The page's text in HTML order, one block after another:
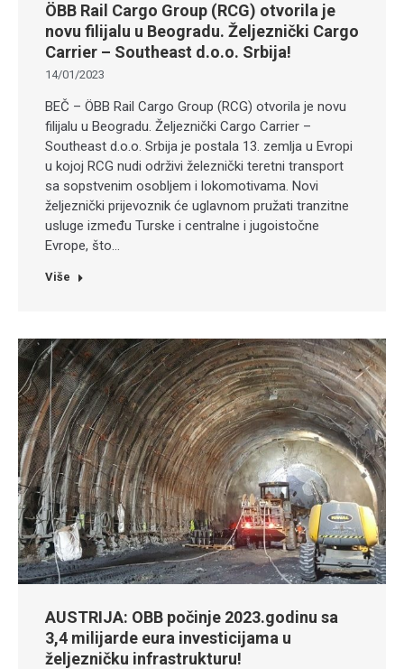
ÖBB Rail Cargo Group (RCG) otvorila je
novu filijalu u Beogradu. Željeznički Cargo
Carrier – Southeast d.o.o. Srbija!
14/01/2023
BEČ – ÖBB Rail Cargo Group (RCG) otvorila je novu
filijalu u Beogradu. Željeznički Cargo Carrier –
Southeast d.o.o. Srbija je postala 13. zemlja u Evropi
u kojoj RCG nudi održivi železnički teretni transport
sa sopstvenim osobljem i lokomotivama. Novi
željeznički prijevoznik će uglavnom pružati tranzitne
usluge između Turske i centralne i jugoistočne
Evrope, što…
Više
AUSTRIJA: OBB počinje 2023.godinu sa
3,4 milijarde eura investicijama u
željezničku infrastrukturu!